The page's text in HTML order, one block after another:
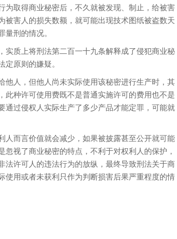
取得商业秘密后，不久就被发现、制止，给被害
被害人的损失数额，就可能出现技术图纸被盗数天
刑的情况。
质上将刑法第二百一十九条解释成了侵犯商业秘
原则的嫌疑。
人，但他人尚未实际使用该秘密进行生产时，其
种许可使用费既不是普通实施许可的费用也不是
过侵权人实际生产了多少产品才能定罪，可能就
而言价值就会减少，如果被披露甚至公开就可能
视了商业秘密的特点，不利于对权利人的保护，
许可人的违法行为的放纵，最终导致刑法关于商
用或者未获利只作为判断损害后果严重程度的情